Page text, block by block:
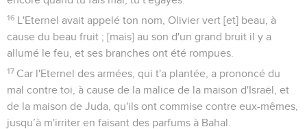
16 L'Eternel avait appelé ton nom, Olivier vert [et] beau, à
cause du beau fruit ; [mais] au son d'un grand bruit il y a
allumé le feu, et ses branches ont été rompues.
17 Car l'Eternel des armées, qui t'a plantée, a prononcé du
mal contre toi, à cause de la malice de la maison d'Israël, et
de la maison de Juda, qu'ils ont commise contre eux-mêmes,
jusqu’à m'irriter en faisant des parfums à Bahal.